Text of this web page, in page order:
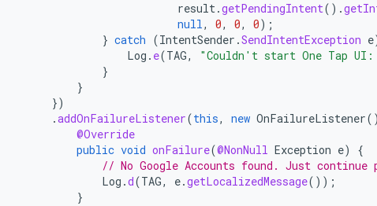
result.getPendingIntent().
null, 0, 0, 0);
} catch (IntentSender .SendIntentException e
Log . e(TAG, "Couldn't start One Tap
}
}
})
.addOnFailureListener(this, new OnFailureListener()
@Override
public void onFailure(@NonNull Exception e)
{
// No Google Accounts found. Just
Log .d(TAG, e.getLocalizedMessage());
}